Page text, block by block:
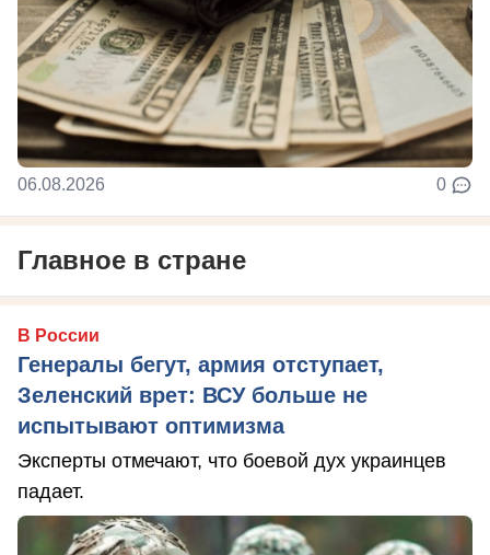
06.08.2026 0
Главное в стране
В России
Генералы бегут, армия отступает,
Зеленский врет: ВСУ больше не
испытывают оптимизма
Эксперты отмечают, что боевой дух украинцев
падает.